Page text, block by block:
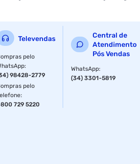
Televendas
pelo
:
98428-2779
pelo
:
729 5220
Central de
Atendimento
Pós Vendas
WhatsApp:
(34) 3301-5819